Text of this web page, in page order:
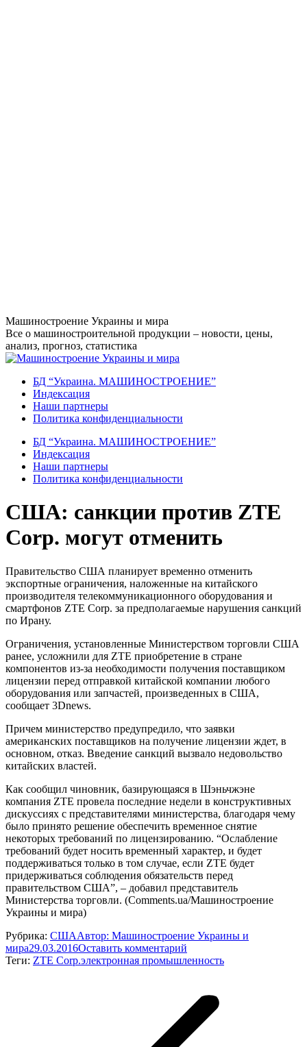
Перейти
к
содержанию
Машиностроение Украины и мира
Все о машиностроительной продукции – новости, цены,
анализ, прогноз, статистика
БД “Украина. МАШИНОСТРОЕНИЕ”
Индекcация
Наши партнеры
Политика конфиденциальности
БД “Украина. МАШИНОСТРОЕНИЕ”
Индекcация
Наши партнеры
Политика конфиденциальности
США: санкции против ZTE
Corp. могут отменить
Правительство США планирует временно отменить
экспортные ограничения, наложенные на китайского
производителя телекоммуникационного оборудования и
смартфонов ZTE Corp. за предполагаемые нарушения санкций
по Ирану.
Ограничения, установленные Министерством торговли США
ранее, усложнили для ZTE приобретение в стране
компонентов из-за необходимости получения поставщиком
лицензии перед отправкой китайской компании любого
оборудования или запчастей, произведенных в США,
сообщает 3Dnews.
Причем министерство предупредило, что заявки
американских поставщиков на получение лицензии ждет, в
основном, отказ. Введение санкций вызвало недовольство
китайских властей.
Как сообщил чиновник, базирующаяся в Шэньчжэне
компания ZTE провела последние недели в конструктивных
дискуссиях с представителями министерства, благодаря чему
было принято решение обеспечить временное снятие
некоторых требований по лицензированию. “Ослабление
требований будет носить временный характер, и будет
поддерживаться только в том случае, если ZTE будет
придерживаться соблюдения обязательств перед
правительством США”, – добавил представитель
Министерства торговли. (Comments.ua/Машиностроение
Украины и мира)
Рубрика: СШААвтор: Машиностроение Украины и
мира29.03.2016Оставить комментарий
Теги: ZTE Corp.электронная промышленность